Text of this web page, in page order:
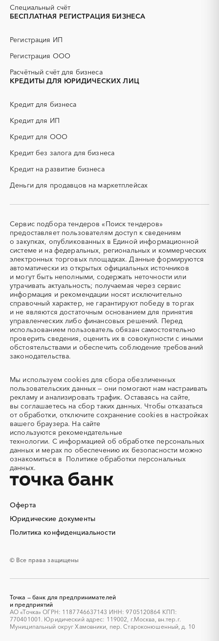
АЭС
активные добавки)
ЖБИ
ИБП
КИП (контрольно-
КТП
ОКР (опытно-
конструкторские работы)
ПГС (песчано-гравийная
смесь)
СВО
СКС (структурированные
СКУД
СОЖ (смазочно-
ТЭН
(Теплоэлектронагреватель)
УДС (установки
депарафинизации скважин)
УКПГ
ЯТЭК
Аварийные работы
Авиаперевозка
Авиационные работы
Авиационные работы
вертолетами
Автобус
Автовозы
Автогрейдер
Автозапчасти
Автоматизация
Автомобили
Автомобильные весы
Авторский надзор
Автотранспорт
Автоцистерны пожарные
Адсорбенты
Акварель
Аквариумы
Аккумуляторы
Алкогольная продукция
Алмазное бурение
Алмазная резка
Алюминиевые
конструкции
Алюминий
Аммоний
Ангар
Антенны
Антискалант
Аппараты воздушного
Аренда автобусов
Аренда погрузчика
Аренда спецтехники с
свай
Аудиоролики
Аутсорсинг
Аутсорсинг персонала
Аутстаффинг
Базы данных
Специальный счёт
БЕСПЛАТНАЯ РЕГИСТРАЦИЯ БИЗНЕСА
Регистрация ИП
Регистрация ООО
Расчётный счёт для бизнеса
КРЕДИТЫ ДЛЯ ЮРИДИЧЕСКИХ ЛИЦ
Кредит для бизнеса
Кредит для ИП
Кредит для ООО
Кредит без залога для бизнеса
Кредит на развитие бизнеса
Деньги для продавцов на маркетплейсах
Оферта
Юридические документы
Политика конфиденциальности
© Все права защищены
Сервис подбора тендеров «Поиск тендеров»
предоставляет пользователям доступ к сведениям
о закупках, опубликованных в Единой информационной
системе и на федеральных, региональных и коммерческих
электронных торговых площадках. Данные формируются
автоматически из открытых официальных источников
и могут быть неполными, содержать неточности или
утрачивать актуальность; получаемая через сервис
информация и рекомендации носят исключительно
справочный характер, не гарантируют победу в торгах
и не являются достаточным основанием для принятия
управленческих либо финансовых решений. Перед
использованием пользователь обязан самостоятельно
проверить сведения, оценить их в совокупности с иными
обстоятельствами и обеспечить соблюдение требований
законодательства.
Мы используем cookies для сбора обезличенных
пользовательских данных — они помогают нам настраивать
рекламу и анализировать трафик. Оставаясь на сайте,
вы соглашаетесь на сбор таких данных. Чтобы отказаться
от обработки, отключите сохранение cookies в настройках
вашего браузера. На сайте
используются рекомендательные
технологии. С информацией об обработке персональных
данных и мерах по обеспечению их безопасности можно
ознакомиться в Политике обработки персональных
данных.
Точка — банк для предпринимателей
и предприятий
АО «Точка» ОГРН: 1187746637143 ИНН: 9705120864 КПП:
770401001. Юридический адрес: 119002, г.Москва, вн.тер.г.
Муниципальный округ Хамовники, пер. Староконюшенный, д. 10